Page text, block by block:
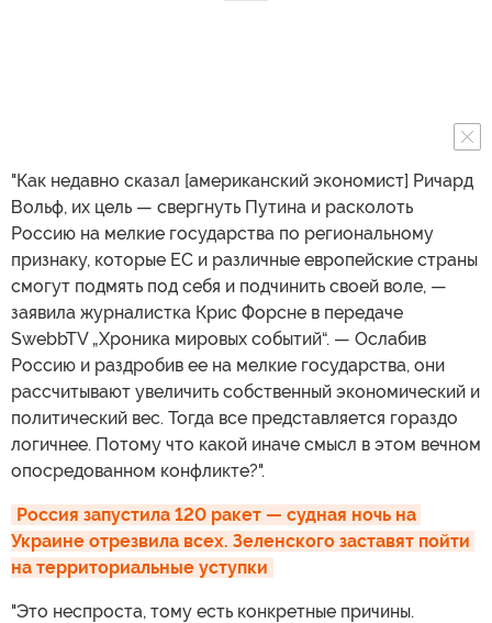
"Как недавно сказал [американский экономист] Ричард
Вольф, их цель — свергнуть Путина и расколоть
Россию на мелкие государства по региональному
признаку, которые ЕС и различные европейские страны
смогут подмять под себя и подчинить своей воле, —
заявила журналистка Крис Форсне в передаче
SwebbTV „Хроника мировых событий“. — Ослабив
Россию и раздробив ее на мелкие государства, они
рассчитывают увеличить собственный экономический и
политический вес. Тогда все представляется гораздо
логичнее. Потому что какой иначе смысл в этом вечном
опосредованном конфликте?".
Россия запустила 120 ракет — судная ночь на
Украине отрезвила всех. Зеленского заставят пойти
на территориальные уступки
"Это неспроста, тому есть конкретные причины.